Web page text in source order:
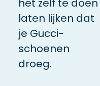
laten lijken dat
je Gucci-
schoenen
droeg.